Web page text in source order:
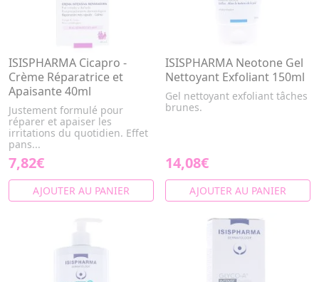
ISISPHARMA Cicapro -
Crème Réparatrice et
Apaisante 40ml
Justement formulé pour
réparer et apaiser les
irritations du quotidien. Effet
pans...
7,82€
AJOUTER AU PANIER
ISISPHARMA Neotone Gel
Nettoyant Exfoliant 150ml
Gel nettoyant exfoliant tâches
brunes.
14,08€
AJOUTER AU PANIER